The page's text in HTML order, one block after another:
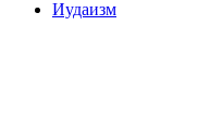
Иудаизм